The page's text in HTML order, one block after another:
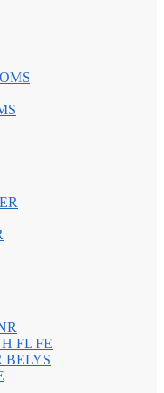
BELYS